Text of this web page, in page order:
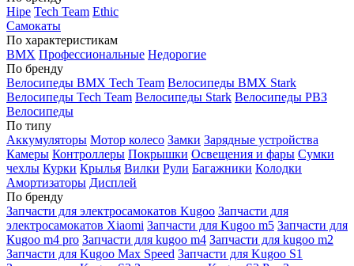
Hipe Tech Team Ethic
Самокаты
По характеристикам
BMX Профессиональные Недорогие
По бренду
Велосипеды BMX Tech Team Велосипеды BMX Stark
Велосипеды Tech Team Велосипеды Stark Велосипеды РВЗ
Велосипеды
По типу
Аккумуляторы Мотор колесо Замки Зарядные устройства
Камеры Контроллеры Покрышки Освещения и фары Сумки
чехлы Курки Крылья Вилки Рули Багажники Колодки
Амортизаторы Дисплей
По бренду
Запчасти для электросамокатов Kugoo Запчасти для
электросамокатов Xiaomi Запчасти для Kugoo m5 Запчасти для
Кugoo m4 pro Запчасти для kugoo m4 Запчасти для kugoo m2
Запчасти для Kugoo Max Speed Запчасти для Kugoo S1